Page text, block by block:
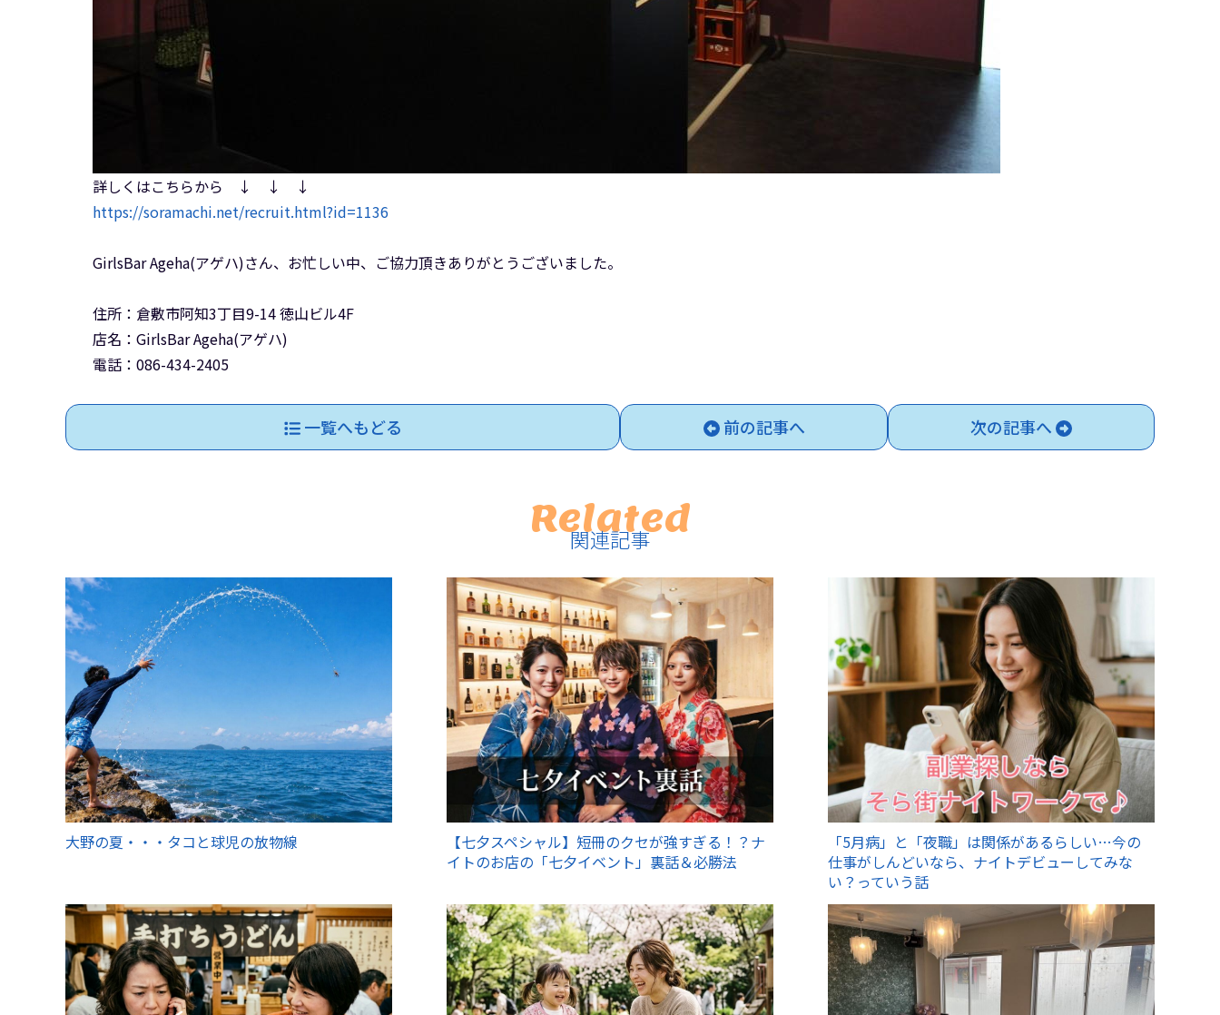
詳しくはこちらから ↓ ↓ ↓
https://soramachi.net/recruit.html?id=1136
GirlsBar Ageha(アゲハ)さん、お忙しい中、ご協力頂きありがとうございました。
住所：倉敷市阿知3丁目9-14 徳山ビル4F
店名：GirlsBar Ageha(アゲハ)
電話：086-434-2405
一覧へもどる 前の記事へ 次の記事へ
Related
関連記事
大野の夏・・・タコと球児の放物線
【七夕スペシャル】短冊のクセが強すぎる！？ナ
イトのお店の「七夕イベント」裏話＆必勝法
「5月病」と「夜職」は関係があるらしい…今の
仕事がしんどいなら、ナイトデビューしてみな
い？っていう話